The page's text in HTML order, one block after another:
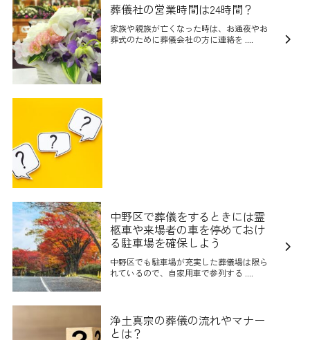
葬儀社の営業時間は24時間？
家族や親族が亡くなった時は、お通夜やお
葬式のために葬儀会社の方に連絡を ....
中野区で葬儀をするときには霊
柩車や来場者の車を停めておけ
る駐車場を確保しよう
中野区でも駐車場が充実した葬儀場は限ら
れているので、自家用車で参列する ....
浄土真宗の葬儀の流れやマナー
とは？